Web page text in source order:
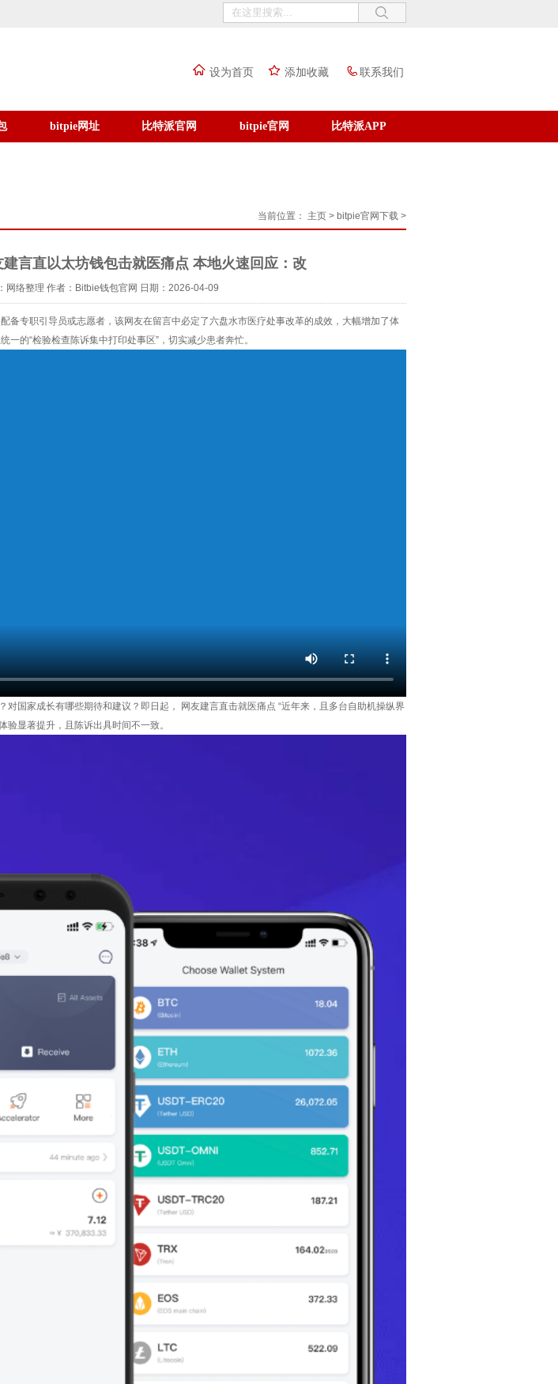
设为首页 添加收藏 联系我们
bitpie网址 比特派官网 bitpie官网 比特派APP
当前位置： 主页 > bitpie官网下载 >
言直以太坊钱包击就医痛点 本地火速回应：改
网络整理 作者：Bitbie钱包官网 日期：2026-04-09
备专职引导员或志愿者，该网友在留言中必定了六盘水市医疗处事改革的成效，大幅增加了体
一的“检验检查陈诉集中打印处事区”，切实减少患者奔忙。
国家成长有哪些期待和建议？即日起， 网友建言直击就医痛点 “近年来，且多台自助机操纵界
显著提升，且陈诉出具时间不一致。